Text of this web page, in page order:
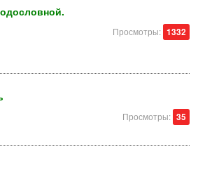
Просмотры: 1332
Просмотры: 35